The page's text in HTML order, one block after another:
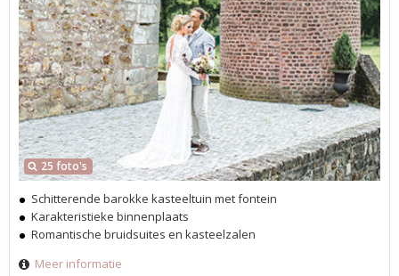
25 foto's
Schitterende barokke kasteeltuin met fontein
Karakteristieke binnenplaats
Romantische bruidsuites en kasteelzalen
Meer informatie